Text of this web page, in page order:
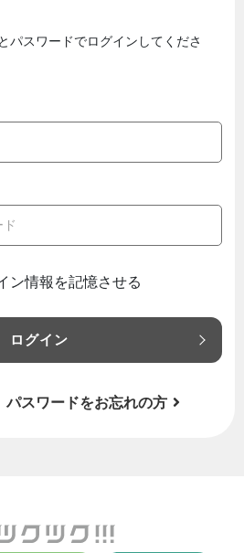
パスワードでログインしてくださ
ン情報を記憶させる
ログイン
パスワードをお忘れの方